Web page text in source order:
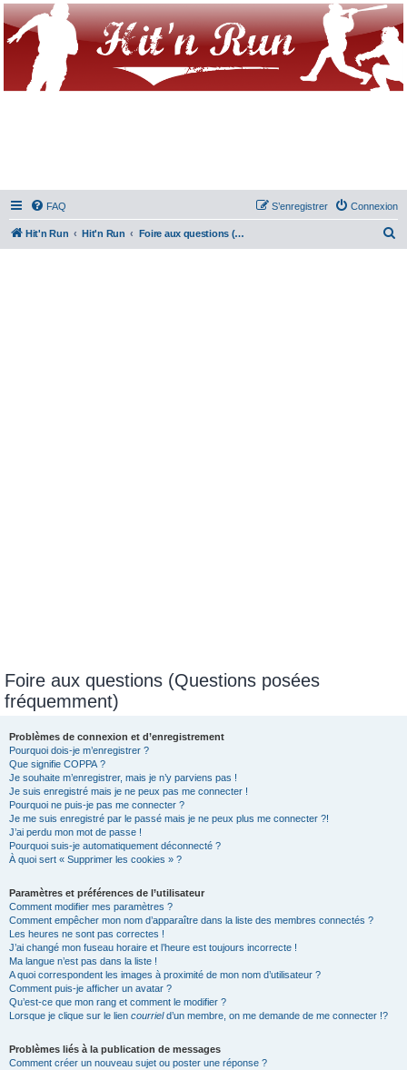
FAQ Connexion
S’enregistrer
Hit'n Run Hit'n Run Foire aux questions (Questions posées fréquemment)
Foire aux questions (Questions posées
fréquemment)
Problèmes de connexion et d’enregistrement
Pourquoi dois-je m’enregistrer ?
Que signifie COPPA ?
Je souhaite m’enregistrer, mais je n’y parviens pas !
Je suis enregistré mais je ne peux pas me connecter !
Pourquoi ne puis-je pas me connecter ?
Je me suis enregistré par le passé mais je ne peux plus me connecter ?!
J’ai perdu mon mot de passe !
Pourquoi suis-je automatiquement déconnecté ?
À quoi sert « Supprimer les cookies » ?
Paramètres et préférences de l’utilisateur
Comment modifier mes paramètres ?
Comment empêcher mon nom d’apparaître dans la liste des membres connectés ?
Les heures ne sont pas correctes !
J’ai changé mon fuseau horaire et l’heure est toujours incorrecte !
Ma langue n’est pas dans la liste !
A quoi correspondent les images à proximité de mon nom d’utilisateur ?
Comment puis-je afficher un avatar ?
Qu’est-ce que mon rang et comment le modifier ?
Lorsque je clique sur le lien courrield’un membre, on me demande de me connecter !?
Problèmes liés à la publication de messages
Comment créer un nouveau sujet ou poster une réponse ?